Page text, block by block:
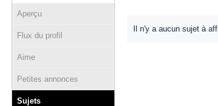
Aperçu
Flux du profil
Aime
Petites annonces
Sujets
Il n'y a aucun sujet à